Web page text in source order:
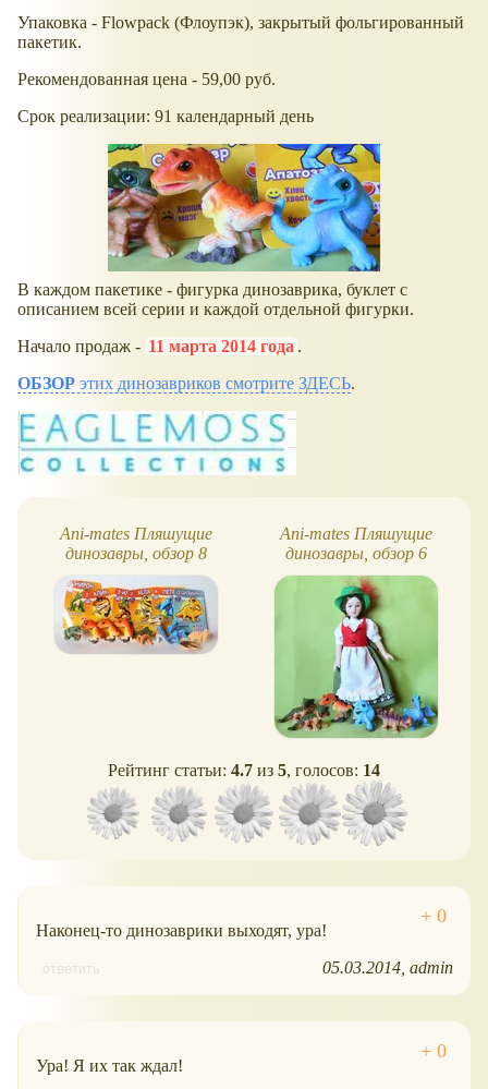
Упаковка - Flowpack (Флоупэк), закрытый фольгированный
пакетик.
Рекомендованная цена - 59,00 руб.
Срок реализации: 91 календарный день
В каждом пакетике - фигурка динозаврика, буклет с
описанием всей серии и каждой отдельной фигурки.
Начало продаж - 11 марта 2014 года .
ОБЗОР этих динозавриков смотрите ЗДЕСЬ.
Ani-mates Пляшущие
динозавры, обзор 8
фигурок
Ani-mates Пляшущие
динозавры, обзор 6
фигурок
Рейтинг статьи: 4.7 из 5, голосов: 14
Наконец-то динозаврики выходят, ура!
ответить 05.03.2014 admin
Ура! Я их так ждал!